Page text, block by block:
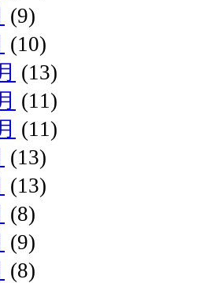
(9)
(10)
(13)
(11)
(11)
(13)
(13)
(8)
(9)
(8)